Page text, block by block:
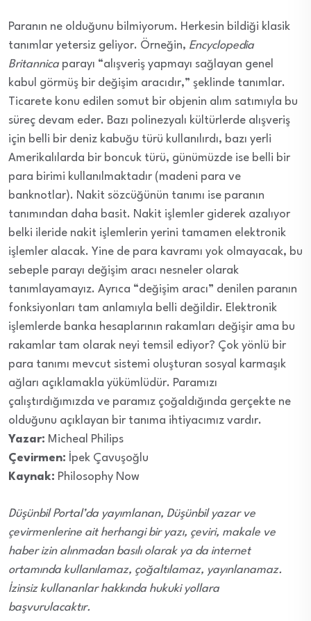
Paranın ne olduğunu bilmiyorum. Herkesin bildiği klasik
tanımlar yetersiz geliyor. Örneğin, Encyclopedia
Britannica parayı “alışveriş yapmayı sağlayan genel
kabul görmüş bir değişim aracıdır,” şeklinde tanımlar.
Ticarete konu edilen somut bir objenin alım satımıyla bu
süreç devam eder. Bazı polinezyalı kültürlerde alışveriş
için belli bir deniz kabuğu türü kullanılırdı, bazı yerli
Amerikalılarda bir boncuk türü, günümüzde ise belli bir
para birimi kullanılmaktadır (madeni para ve
banknotlar). Nakit sözcüğünün tanımı ise paranın
tanımından daha basit. Nakit işlemler giderek azalıyor
belki ileride nakit işlemlerin yerini tamamen elektronik
işlemler alacak. Yine de para kavramı yok olmayacak, bu
sebeple parayı değişim aracı nesneler olarak
tanımlayamayız. Ayrıca “değişim aracı” denilen paranın
fonksiyonları tam anlamıyla belli değildir. Elektronik
işlemlerde banka hesaplarının rakamları değişir ama bu
rakamlar tam olarak neyi temsil ediyor? Çok yönlü bir
para tanımı mevcut sistemi oluşturan sosyal karmaşık
ağları açıklamakla yükümlüdür. Paramızı
çalıştırdığımızda ve paramız çoğaldığında gerçekte ne
olduğunu açıklayan bir tanıma ihtiyacımız vardır.
Yazar: Micheal Philips
Çevirmen: İpek Çavuşoğlu
Kaynak: Philosophy Now
Düşünbil Portal’da yayımlanan, Düşünbil yazar ve
çevirmenlerine ait herhangi bir yazı, çeviri, makale ve
haber izin alınmadan basılı olarak ya da internet
ortamında kullanılamaz, çoğaltılamaz, yayınlanamaz.
İzinsiz kullananlar hakkında hukuki yollara
başvurulacaktır.